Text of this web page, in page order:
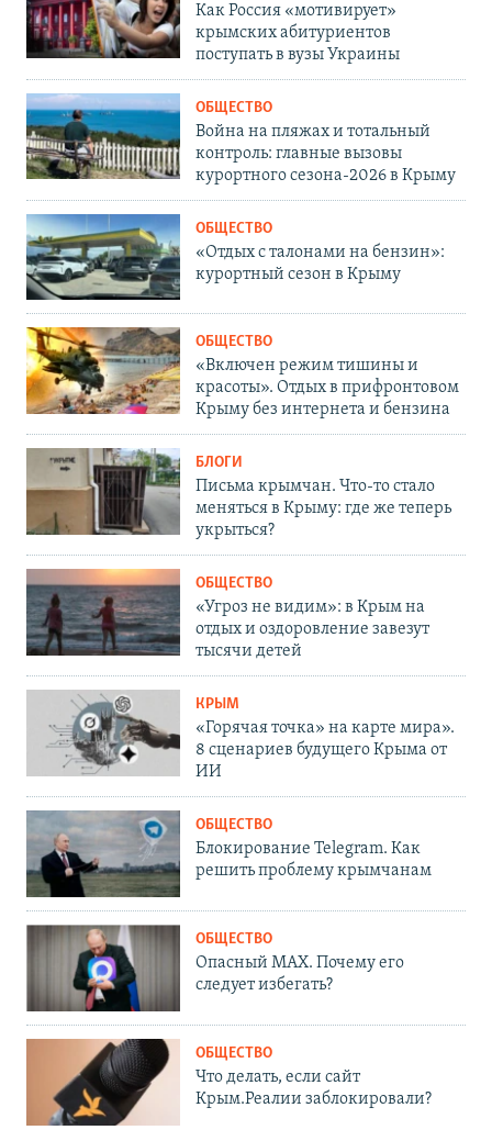
Как Россия «мотивирует»
крымских абитуриентов
поступать в вузы Украины
ОБЩЕСТВО
Война на пляжах и тотальный
контроль: главные вызовы
курортного сезона-2026 в Крыму
ОБЩЕСТВО
«Отдых с талонами на бензин»:
курортный сезон в Крыму
ОБЩЕСТВО
«Включен режим тишины и
красоты». Отдых в прифронтовом
Крыму без интернета и бензина
БЛОГИ
Письма крымчан. Что-то стало
меняться в Крыму: где же теперь
укрыться?
ОБЩЕСТВО
«Угроз не видим»: в Крым на
отдых и оздоровление завезут
тысячи детей
КРЫМ
«Горячая точка» на карте мира».
8 сценариев будущего Крыма от
ИИ
ОБЩЕСТВО
Блокирование Telegram. Как
решить проблему крымчанам
ОБЩЕСТВО
Опасный MAX. Почему его
следует избегать?
ОБЩЕСТВО
Что делать, если сайт
Крым.Реалии заблокировали?